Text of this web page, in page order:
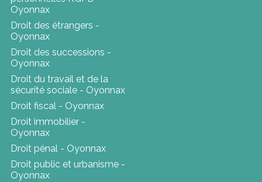
Oyonnax
Droit des étrangers -
Oyonnax
Droit des successions -
Oyonnax
Droit du travail et de la
sécurité sociale - Oyonnax
Droit fiscal - Oyonnax
Droit immobilier -
Oyonnax
Droit pénal - Oyonnax
Droit public et urbanisme -
Oyonnax